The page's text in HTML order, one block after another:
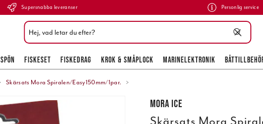
Supersnabba leveranser Personlig service
SPÖN FISKESET FISKEDRAG KROK & SMÅPLOCK MARINELEKTRONIK
Skärsats Mora Spiralen/Easy150mm/1par.
Mora ICE
Skärsats Mora